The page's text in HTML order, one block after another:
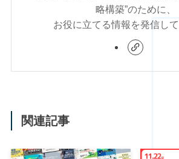
略構築”のために、
お役に立てる情報を発信して
関連記事